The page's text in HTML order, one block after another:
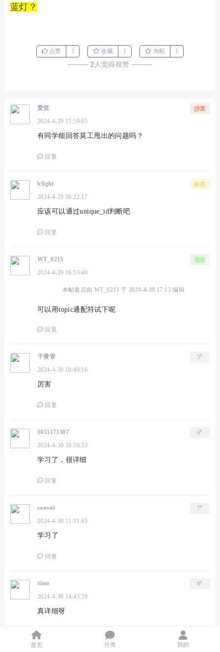
蓝灯？
点赞 2 收藏 1 淘帖 1
────2 人觉得很赞 ────
沙发
爱笑
2024-4-29 15:59:05
有同学能回答莫工甩出的问题吗？
回复
板凳
lclight
2024-4-29 16:22:17
应该可以通过unique_id判断吧
回复
地板
WT_0213
2024-4-29 16:53:40
本帖最后由 WT_0213 于 2024-4-29 17:13 编辑
可以用topic通配符试下呢
回复
5#
干簧管
2024-4-30 10:40:16
厉害
回复
6#
1055173307
2024-4-30 10:50:33
学习了，很详细
回复
7#
sansui
2024-4-30 11:31:45
学习了
回复
8#
timo
2024-4-30 14:43:59
真详细呀
首页
分类 我的